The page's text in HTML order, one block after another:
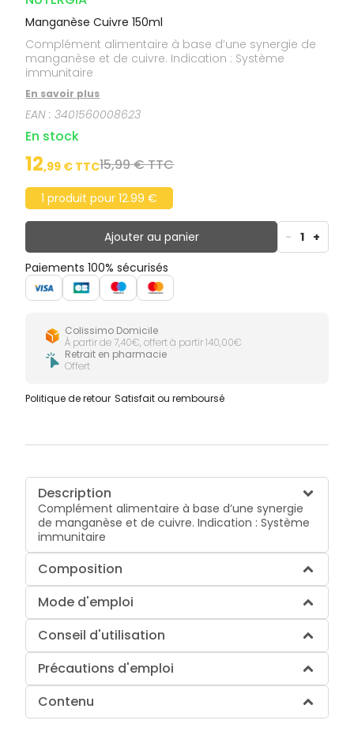
Manganèse Cuivre 150ml
Complément alimentaire à base d’une synergie de
manganèse et de cuivre. Indication : Système
immunitaire
En savoir plus
EAN :3401560008623
En stock
12,99 € TTC15,99 € TTC
1 produit pour 12.99 €
Ajouter au panier - 1 +
Paiements 100% sécurisés
Colissimo Domicile
À partir de 7,40€, offert à partir 140,00€
Retrait en pharmacie
Offert
Politique de retour Satisfait ou remboursé
Description
Complément alimentaire à base d’une synergie
de manganèse et de cuivre. Indication : Système
immunitaire
Composition
Mode d'emploi
Conseil d'utilisation
Précautions d'emploi
Contenu